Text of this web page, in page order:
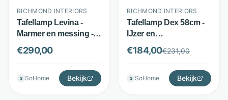
RICHMOND INTERIORS
Tafellamp Levina -
Marmer en messing -
Met lampenkap - Zwart
- Richmond Interiors
€290,00
S SoHome Bekijk
RICHMOND INTERIORS
Tafellamp Dex 58cm -
IJzer en
veiligheidsglas - Excl.
kap - Brushed Gold -
Richmond Interiors
€184,00€231,00
S SoHome Bekijk